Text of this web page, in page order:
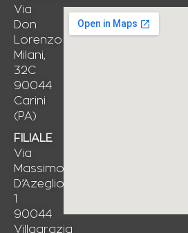
Via
Don
Lorenzo
Milani,
32C
90044
Carini
(PA)
FILIALE
Via
Massimo
D’Azeglio,
1
90044
Villagrazia